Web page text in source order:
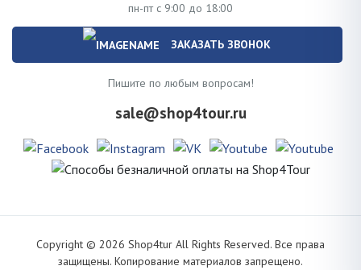
пн-пт с 9:00 до 18:00
ЗАКАЗАТЬ ЗВОНОК
Пишите по любым вопросам!
sale@shop4tour.ru
Copyright © 2026 Shop4tur All Rights Reserved. Все права
защищены. Копирование материалов запрещено.